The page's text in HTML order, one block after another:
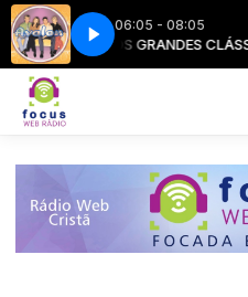
06:05 - 08:05
OS GRANDES CLÁSSICOS
Avalon - A Maze Of Grace